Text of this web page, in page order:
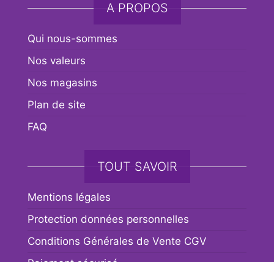
A PROPOS
Qui nous-sommes
Nos valeurs
Nos magasins
Plan de site
FAQ
TOUT SAVOIR
Mentions légales
Protection données personnelles
Conditions Générales de Vente CGV